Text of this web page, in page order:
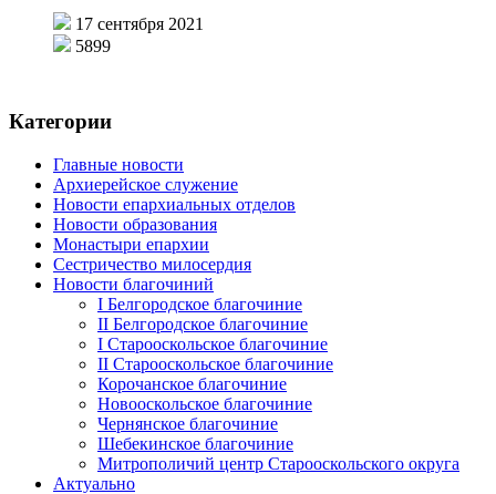
17 сентября 2021
5899
Категории
Главные новости
Архиерейское служение
Новости епархиальных отделов
Новости образования
Монастыри епархии
Сестричество милосердия
Новости благочиний
I Белгородское благочиние
II Белгородское благочиние
I Старооскольское благочиние
II Старооскольское благочиние
Корочанское благочиние
Новооскольское благочиние
Чернянское благочиние
Шебекинское благочиние
Митрополичий центр Старооскольского округа
Актуально